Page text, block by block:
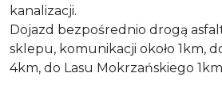
kanalizacji.
Dojazd bezpośrednio drogą
sklepu, komunikacji około 1km,
4km, do Lasu Mokrzańskiego